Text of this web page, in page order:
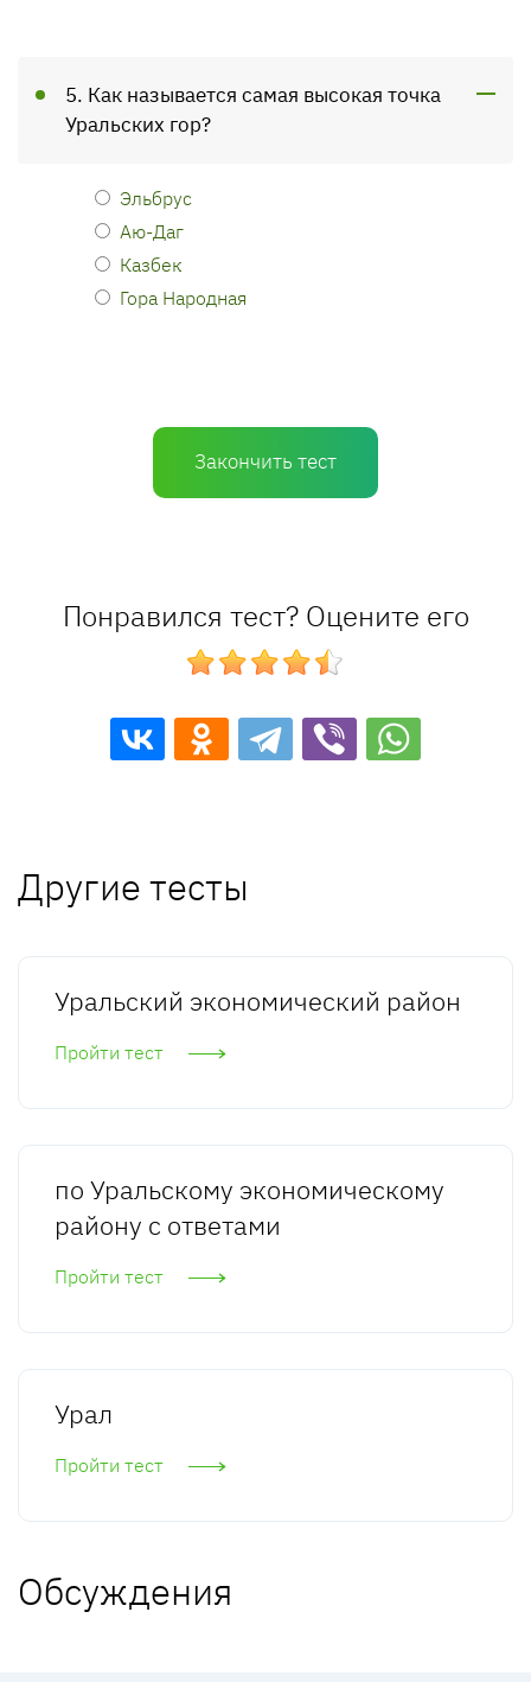
5. Как называется самая высокая точка
Уральских гор?
Эльбрус
Аю-Даг
Казбек
Гора Народная
Закончить тест
Понравился тест? Оцените его
Другие тесты
Уральский экономический район
Пройти тест
по Уральскому экономическому
району с ответами
Пройти тест
Урал
Пройти тест
Обсуждения